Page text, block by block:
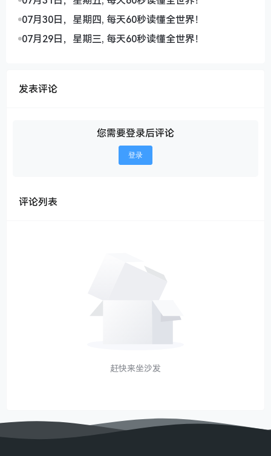
07月30日，星期四, 每天60秒读懂全世界！
07月29日，星期三, 每天60秒读懂全世界！
发表评论
您需要登录后评论
登录
评论列表
赶快来坐沙发